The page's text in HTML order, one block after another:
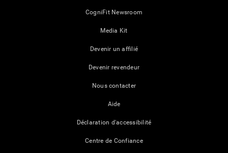
CogniFit Newsroom
Media Kit
Devenir un affilié
Devenir revendeur
Nous contacter
Aide
Déclaration d'accessibilité
Centre de Confiance